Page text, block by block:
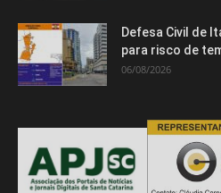
Defesa Civil de
para risco de
06/08/2026